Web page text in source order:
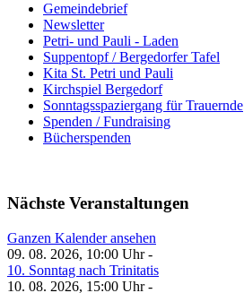
Gemeindebrief
Newsletter
Petri- und Pauli - Laden
Suppentopf / Bergedorfer Tafel
Kita St. Petri und Pauli
Kirchspiel Bergedorf
Sonntagsspaziergang für Trauernde
Spenden / Fundraising
Bücherspenden
Nächste Veranstaltungen
Ganzen Kalender ansehen
09. 08. 2026, 10:00 Uhr -
10. Sonntag nach Trinitatis
10. 08. 2026, 15:00 Uhr -